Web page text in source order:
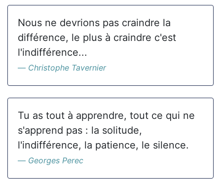
Nous ne devrions pas craindre la
différence, le plus à craindre c'est
l'indifférence...
Christophe Tavernier
Tu as tout à apprendre, tout ce qui ne
s'apprend pas : la solitude,
l'indifférence, la patience, le silence.
Georges Perec